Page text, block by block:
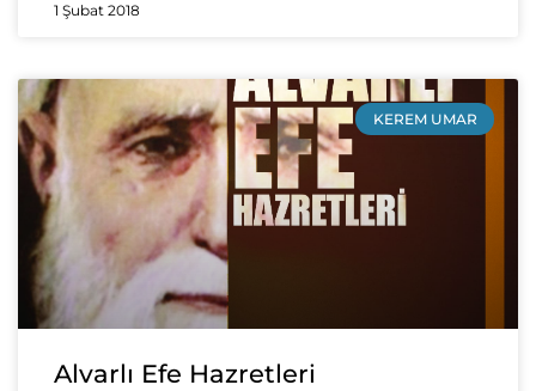
1 Şubat 2018
KEREM UMAR
Alvarlı Efe Hazretleri